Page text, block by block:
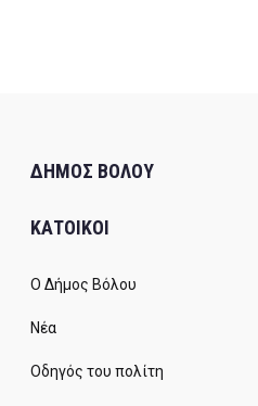
ΔΗΜΟΣ ΒΟΛΟΥ
ΚΑΤΟΙΚΟΙ
Ο Δήμος Βόλου
Νέα
Οδηγός του πολίτη